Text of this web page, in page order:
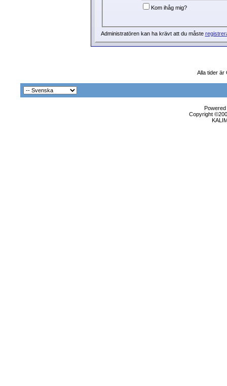
Kom ihåg mig?
Administratören kan ha krävt att du måste
Alla tider är
Copyright